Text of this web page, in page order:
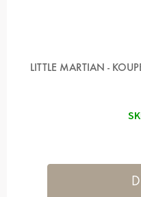
LITTLE MARTIAN -